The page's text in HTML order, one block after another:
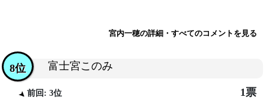
宮内一穂の詳細・すべてのコメントを見る
富士宮このみ
8位
前回: 3位 1票